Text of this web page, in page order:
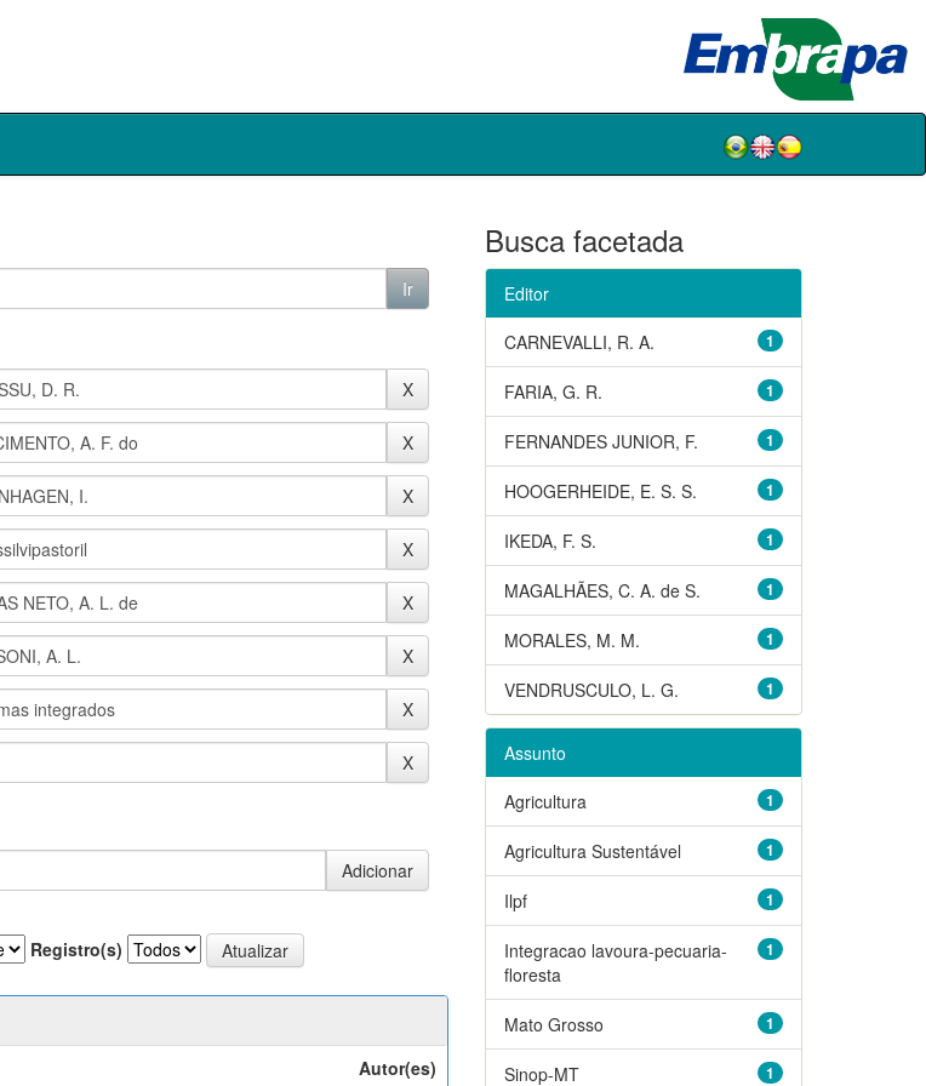
Registro(s)
Autor(es)
Busca facetada
Editor
1
CARNEVALLI, R. A.
1
FARIA, G. R.
1
FERNANDES JUNIOR, F.
1
HOOGERHEIDE, E. S. S.
1
IKEDA, F. S.
1
MAGALHÃES, C. A. de S.
1
MORALES, M. M.
1
VENDRUSCULO, L. G.
Assunto
1
Agricultura
1
Agricultura Sustentável
1
Ilpf
1
Integracao lavoura-pecuaria-
floresta
1
Mato Grosso
1
Sinop-MT